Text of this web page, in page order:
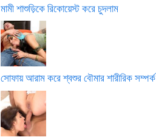
মামী শাশুড়িকে রিকোয়েস্ট করে চুদলাম
সোফায় আরাম করে শ্বশুর বৌমার শারীরিক সম্পর্ক